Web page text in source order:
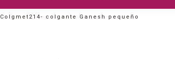
Colgmet214- colgante Ganesh pequeño